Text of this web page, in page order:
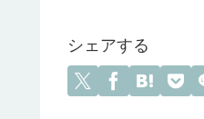
シェアする